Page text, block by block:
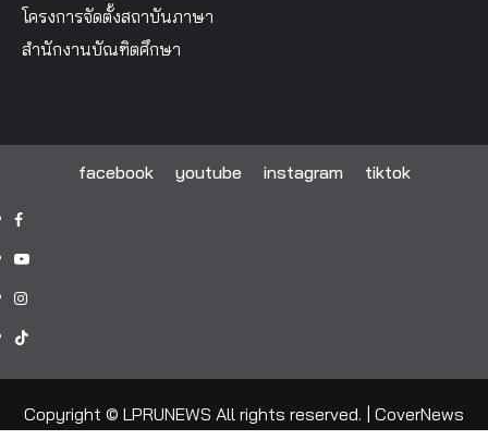
โครงการจัดตั้งสถาบันภาษา
สำนักงานบัณฑิตศึกษา
facebook youtube instagram tiktok
facebook
youtube
instagram
tiktok
Copyright © LPRUNEWS All rights reserved.
CoverNews